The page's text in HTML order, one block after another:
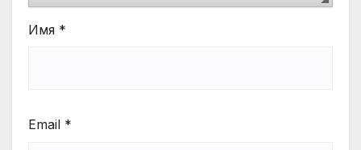
Имя *
Email *